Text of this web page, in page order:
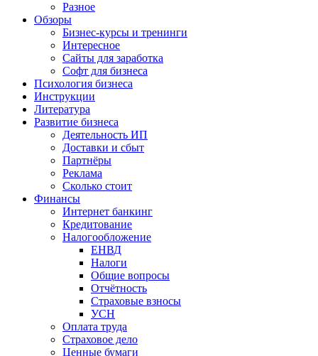
Разное
Обзоры
Бизнес-курсы и тренинги
Интересное
Сайты для заработка
Софт для бизнеса
Психология бизнеса
Инструкции
Литература
Развитие бизнеса
Деятельность ИП
Доставки и сбыт
Партнёры
Реклама
Сколько стоит
Финансы
Интернет банкинг
Кредитование
Налогообложение
ЕНВД
Налоги
Общие вопросы
Отчётность
Страховые взносы
УСН
Оплата труда
Страховое дело
Ценные бумаги